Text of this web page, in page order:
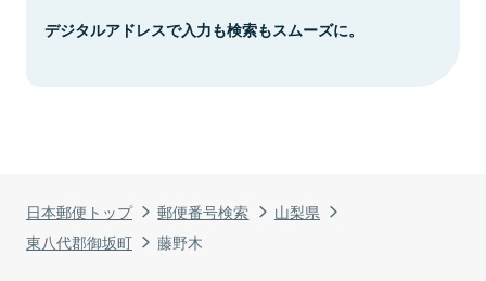
日本郵便トップ 郵便番号検索
山梨県
東八代郡御坂町
藤野木
デジタルアドレスで入力も検索もスムーズに。